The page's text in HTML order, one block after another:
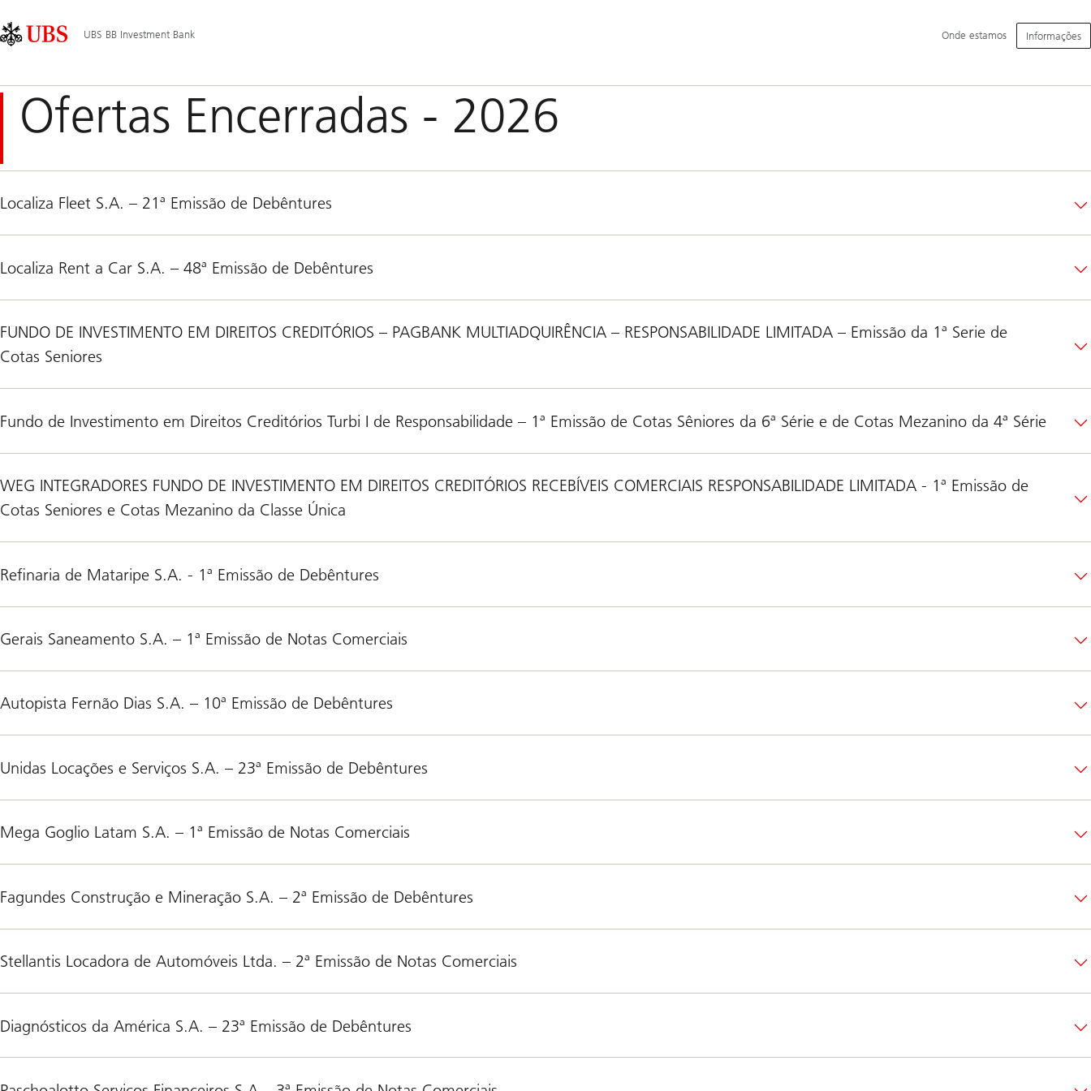
Area
Principal
UBS BB Investment Bank
Navegação
Principal
Onde estamos Informações
Ofertas Encerradas - 2026
Localiza Fleet S.A. – 21ª Emissão de Debêntures
Localiza Rent a Car S.A. – 48ª Emissão de Debêntures
FUNDO DE INVESTIMENTO EM DIREITOS CREDITÓRIOS – PAGBANK MULTIADQUIRÊNCIA – RESPONSABILIDADE LIMITADA – Emissão da 1ª Serie de
Cotas Seniores
Fundo de Investimento em Direitos Creditórios Turbi I de Responsabilidade – 1ª Emissão de Cotas Sêniores da 6ª Série e de Cotas Mezanino da 4ª Série
WEG INTEGRADORES FUNDO DE INVESTIMENTO EM DIREITOS CREDITÓRIOS RECEBÍVEIS COMERCIAIS RESPONSABILIDADE LIMITADA - 1ª Emissão de
Cotas Seniores e Cotas Mezanino da Classe Única
Refinaria de Mataripe S.A. - 1ª Emissão de Debêntures
Gerais Saneamento S.A. – 1ª Emissão de Notas Comerciais
Autopista Fernão Dias S.A. – 10ª Emissão de Debêntures
Unidas Locações e Serviços S.A. – 23ª Emissão de Debêntures
Mega Goglio Latam S.A. – 1ª Emissão de Notas Comerciais
Fagundes Construção e Mineração S.A. – 2ª Emissão de Debêntures
Stellantis Locadora de Automóveis Ltda. – 2ª Emissão de Notas Comerciais
Diagnósticos da América S.A. – 23ª Emissão de Debêntures